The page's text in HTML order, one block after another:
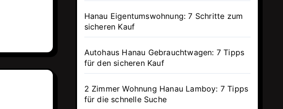
Hanau Eigentumswohnung: 7 Schritte zum
sicheren Kauf
Autohaus Hanau Gebrauchtwagen: 7 Tipps
für den sicheren Kauf
2 Zimmer Wohnung Hanau Lamboy: 7 Tipps
für die schnelle Suche